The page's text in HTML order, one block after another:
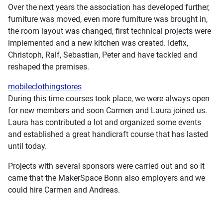
Over the next years the association has developed further,
furniture was moved, even more furniture was brought in,
the room layout was changed, first technical projects were
implemented and a new kitchen was created. Idefix,
Christoph, Ralf, Sebastian, Peter and have tackled and
reshaped the premises.
mobileclothingstores
During this time courses took place, we were always open
for new members and soon Carmen and Laura joined us.
Laura has contributed a lot and organized some events
and established a great handicraft course that has lasted
until today.
Projects with several sponsors were carried out and so it
came that the MakerSpace Bonn also employers and we
could hire Carmen and Andreas.